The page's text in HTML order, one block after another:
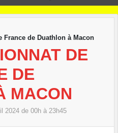
France de Duathlon à Macon
DE
DE
MACON
2024 de 00h à 23h45